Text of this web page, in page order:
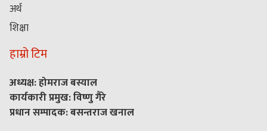
अर्थ
शिक्षा
हाम्रो टिम
अध्यक्ष: होमराज बस्याल
कार्यकारी प्रमुख: विष्णु गैरे
प्रधान सम्पादक: बसन्तराज खनाल